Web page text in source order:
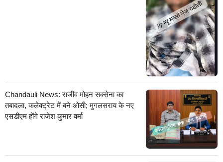
Chandauli News: राजीव मोहन सक्सेना का
तबादला, कलेक्ट्रेट में बने ओसी; मुगलसराय के नए
एसडीएम होंगे राजेश कुमार वर्मा